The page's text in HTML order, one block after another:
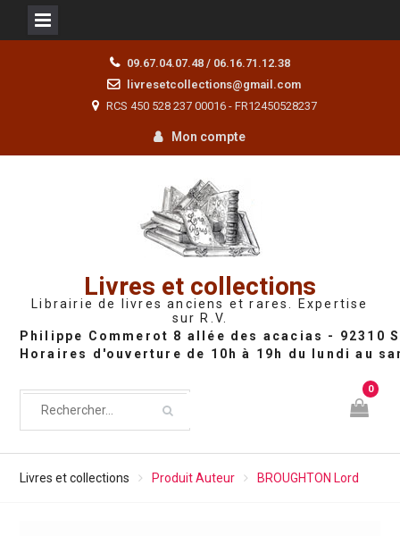
09.67.04.07.48 / 06.16.71.12.38
livresetcollections@gmail.com
RCS 450 528 237 00016 - FR12450528237
Mon compte
Livres et collections
Librairie de livres anciens et rares. Expertise
sur R.V.
0
Livres et collections Produit Auteur BROUGHTON Lord